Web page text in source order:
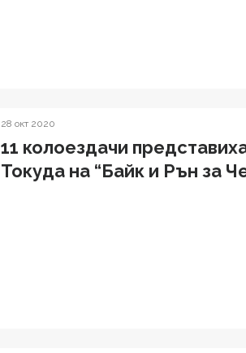
28 окт 2020
11 колоездачи
Токуда на “Байк и Рън за